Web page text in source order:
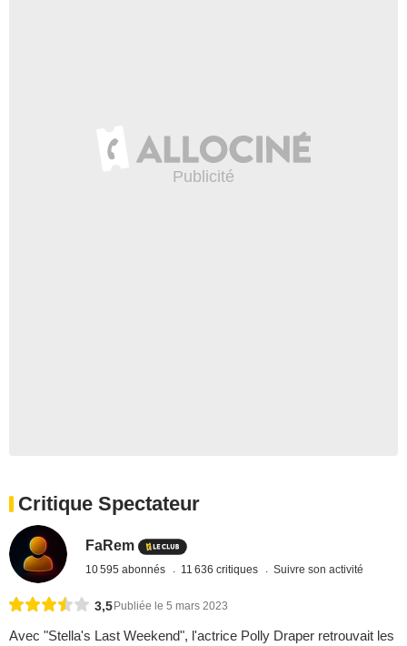
Critique Spectateur
FaRem
10 595 abonnés 11 636 critiques Suivre son activité
3,5 Publiée le 5 mars 2023
Avec "Stella's Last Weekend", l'actrice Polly Draper retrouvait les